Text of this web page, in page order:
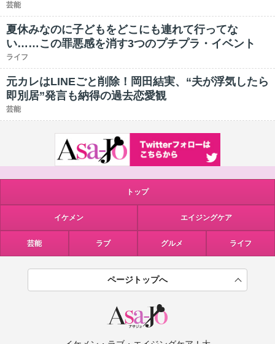
芸能
夏休みなのに子どもをどこにも連れて行ってな
い……この罪悪感を消す3つのプチプラ・イベント
ライフ
元カレはLINEごと削除！岡田結実、“夫が浮気したら
即別居”発言も納得の過去恋愛観
芸能
トップ
イケメン エイジングケア
芸能 ラブ グルメ ライフ
ページトップへ